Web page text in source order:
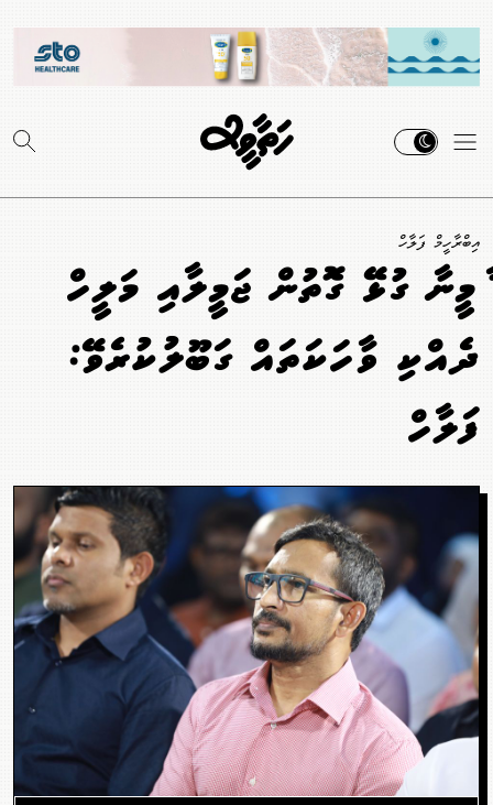
އިބްރާހީމް ފަލާހް
ޔާމީނާ ގުޅޭ ގޮތުން ޖަމީލާއި މަލީހް
ދެއްކި ވާހަކަތައް ގަބޫލުކުރެވޭ:
ފަލާހް